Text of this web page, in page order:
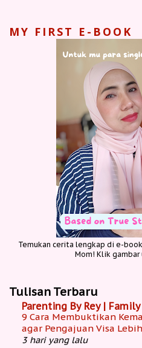
MY FIRST E-BOOK
Temukan cerita lengkap di e-
Mom! Klik
Tulisan Terbaru
Parenting By Rey |
9 Cara Membuktikan
agar Pengajuan Visa
3 hari yang lalu